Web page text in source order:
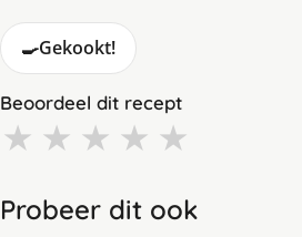
🍳Gekookt!
Beoordeel dit recept
★ ★ ★ ★ ★
Probeer dit ook